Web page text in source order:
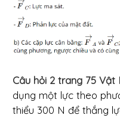
Câu hỏi 2 trang 75 Vật
dụng một lực theo
thiểu 300 N để thắng